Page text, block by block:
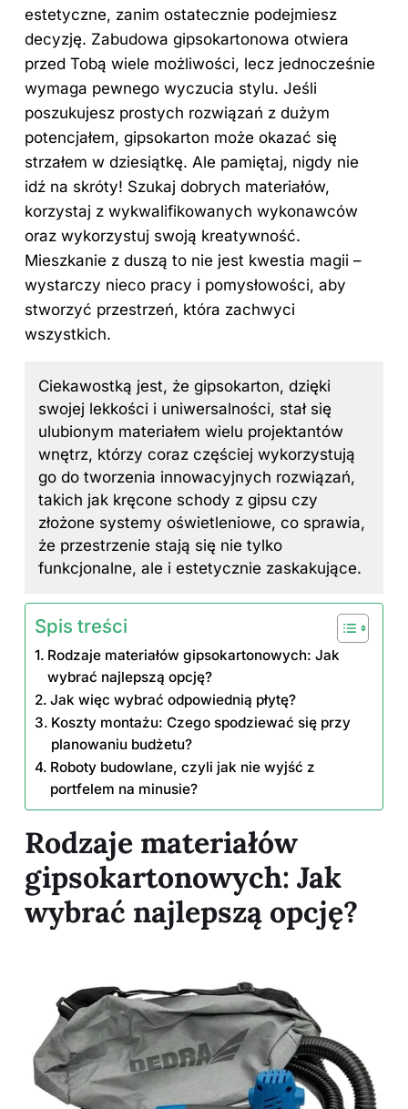
estetyczne, zanim ostatecznie podejmiesz
decyzję. Zabudowa gipsokartonowa otwiera
przed Tobą wiele możliwości, lecz jednocześnie
wymaga pewnego wyczucia stylu. Jeśli
poszukujesz prostych rozwiązań z dużym
potencjałem, gipsokarton może okazać się
strzałem w dziesiątkę. Ale pamiętaj, nigdy nie
idź na skróty! Szukaj dobrych materiałów,
korzystaj z wykwalifikowanych wykonawców
oraz wykorzystuj swoją kreatywność.
Mieszkanie z duszą to nie jest kwestia magii –
wystarczy nieco pracy i pomysłowości, aby
stworzyć przestrzeń, która zachwyci
wszystkich.
Ciekawostką jest, że gipsokarton, dzięki
swojej lekkości i uniwersalności, stał się
ulubionym materiałem wielu projektantów
wnętrz, którzy coraz częściej wykorzystują
go do tworzenia innowacyjnych rozwiązań,
takich jak kręcone schody z gipsu czy
złożone systemy oświetleniowe, co sprawia,
że przestrzenie stają się nie tylko
funkcjonalne, ale i estetycznie zaskakujące.
Spis treści
Rodzaje materiałów gipsokartonowych: Jak
wybrać najlepszą opcję?
Jak więc wybrać odpowiednią płytę?
Koszty montażu: Czego spodziewać się przy
planowaniu budżetu?
Roboty budowlane, czyli jak nie wyjść z
portfelem na minusie?
Rodzaje materiałów
gipsokartonowych: Jak
wybrać najlepszą opcję?